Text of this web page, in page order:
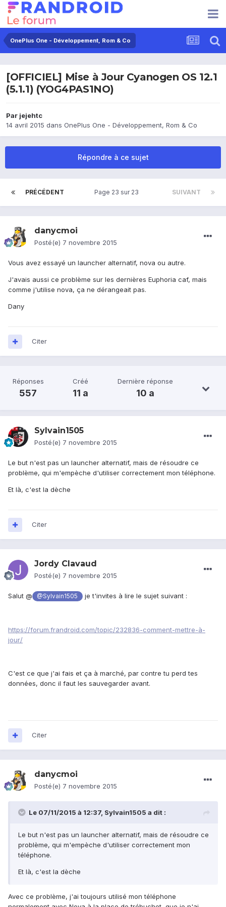
OnePlus One - Développement, Rom & Co
[OFFICIEL] Mise à Jour Cyanogen OS 12.1
(5.1.1) (YOG4PAS1NO)
Par jejehtc
14 avril 2015 dans OnePlus One - Développement, Rom & Co
Répondre à ce sujet
PRÉCÉDENT SUIVANT
Page 23 sur 23
danycmoi
Posté(e) 7 novembre 2015
Vous avez essayé un launcher alternatif, nova ou autre.
J'avais aussi ce problème sur les dernières Euphoria caf, mais
comme j'utilise nova, ça ne dérangeait pas.
Dany
Citer
Réponses
557
Créé
11 a
Dernière réponse
10 a
Sylvain1505
Posté(e) 7 novembre 2015
Le but n'est pas un launcher alternatif, mais de résoudre ce
problème, qui m'empèche d'utiliser correctement mon téléphone.
Et là, c'est la dèche
Citer
Jordy Clavaud
Posté(e) 7 novembre 2015
Salut @ @Sylvain1505 je t'invites à lire le sujet suivant :
https://forum.frandroid.com/topic/232836-comment-mettre-à-
jour/
C'est ce que j'ai fa​is et ça à marché, par contre tu perd tes
données, donc il faut les sauvegarder avant.
Citer
danycmoi
Posté(e) 7 novembre 2015
Le 07/11/2015 à 12:37, Sylvain1505 a dit :
Le but n'est pas un launcher alternatif, mais de résoudre ce
problème, qui m'empèche d'utiliser correctement mon
téléphone.
Et là, c'est la dèche
Avec ce problème, j'ai toujours utilisé mon téléphone